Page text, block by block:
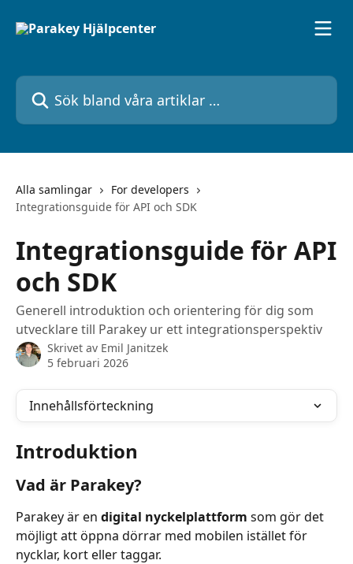
Sök bland våra artiklar …
Alla samlingar
For developers
Integrationsguide för API och SDK
Integrationsguide för API
och SDK
Generell introduktion och orientering för dig som
utvecklare till Parakey ur ett integrationsperspektiv
Skrivet av Emil Janitzek
5 februari 2026
Innehållsförteckning
Introduktion
Vad är Parakey?
Parakey är en digital nyckelplattform som gör det
möjligt att öppna dörrar med mobilen istället för
nycklar, kort eller taggar.